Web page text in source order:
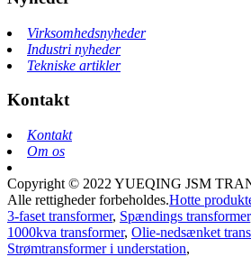
Virksomhedsnyheder
Industri nyheder
Tekniske artikler
Kontakt
Kontakt
Om os
Copyright © 2022 YUEQING JSM
Alle rettigheder forbeholdes.Hotte
3-faset transformer, Spændings transformer
1000kva transformer, Olie-nedsænket
Strømtransformer i understation,